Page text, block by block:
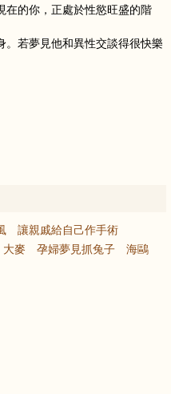
在的你，正處於性慾旺盛的階
。若夢見他和異性交談得很快樂
讓親戚給自己作手術
大麥 孕婦夢見抓兔子
海鷗